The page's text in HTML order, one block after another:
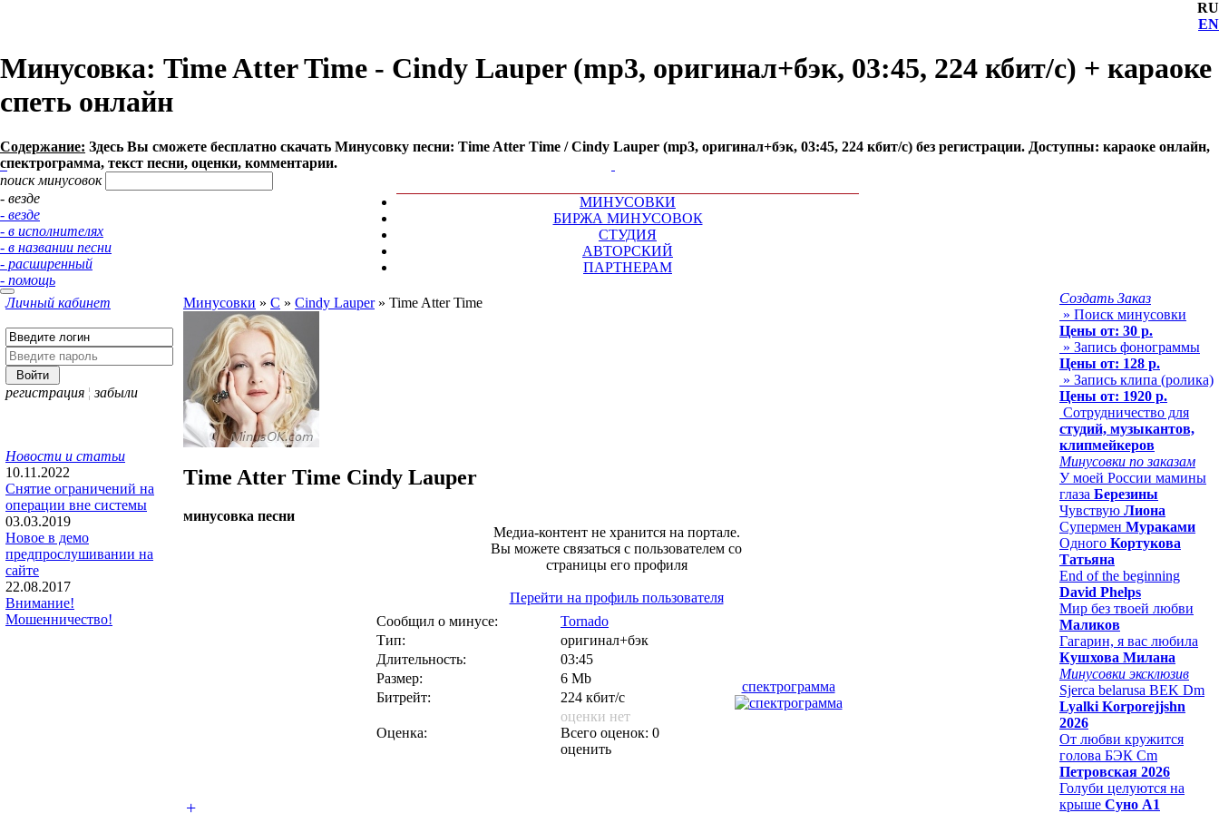
RU
EN
Минусовка: Time Atter Time - Cindy Lauper (mp3, оригинал+бэк, 03:45, 224 кбит/с) + караоке
спеть онлайн
Содержание: Здесь Вы сможете бесплатно cкачать Минусовку песни: Time Atter Time / Cindy Lauper (mp3, оригинал+бэк, 03:45, 224 кбит/с) без регистрации. Доступны: караоке онлайн,
спектрограмма, текст песни, оценки, комментарии.
поиск минусовок
- везде
- везде
- в исполнителях
- в названии песни
- расширенный
- помощь
МИНУСОВКИ
БИРЖА МИНУСОВОК
СТУДИЯ
АВТОРСКИЙ
ПАРТНЕРАМ
Личный кабинет
регистрация ¦ забыли
Новости и статьи
10.11.2022
Снятие ограничений на
операции вне системы
03.03.2019
Новое в демо
предпрослушивании на
сайте
22.08.2017
Внимание!
Мошенничество!
Минусовки » C » Cindy Lauper» Time Atter Time
Time Atter Time Cindy Lauper
минусовка песни
Медиа-контент не хранится на портале.
Вы можете связаться с пользователем со
страницы его профиля
Перейти на профиль пользователя
Сообщил о минусе:
Tornado
Тип:
оригинал+бэк
спектрограмма
Длительность:
03:45
Размер:
6 Mb
Битрейт:
224 кбит/с
Оценка:
оценки нет
Всего оценок: 0
оценить
+
Создать Заказ
» Поиск минусовки
Цены от: 30 р.
» Запись фонограммы
Цены от: 128 р.
» Запись клипа (ролика)
Цены от: 1920 р.
Сотрудничество для
студий, музыкантов,
клипмейкеров
Минусовки по заказам
У моей России мамины
глаза Березины
Чувствую Лиона
Супермен Мураками
Одного Кортукова
Татьяна
End of the beginning
David Phelps
Мир без твоей любви
Маликов
Гагарин, я вас любила
Кушхова Милана
Минусовки эксклюзив
Sjerca belarusa BEK Dm
Lyalki Korporejjshn
2026
От любви кружится
голова БЭК Cm
Петровская 2026
Голуби целуются на
крыше Суно А1